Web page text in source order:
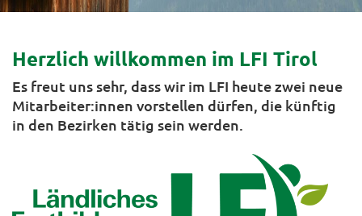
Herzlich willkommen im LFI Tirol
Es freut uns sehr, dass wir im LFI heute zwei neue
Mitarbeiter:innen vorstellen dürfen, die künftig
in den Bezirken tätig sein werden.